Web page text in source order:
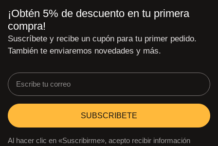
¡Obtén 5% de descuento en tu primera
compra!
Suscríbete y recibe un cupón para tu primer pedido.
También te enviaremos novedades y más.
SUBSCRIBETE
Al hacer clic en «Suscribirme», acepto recibir información